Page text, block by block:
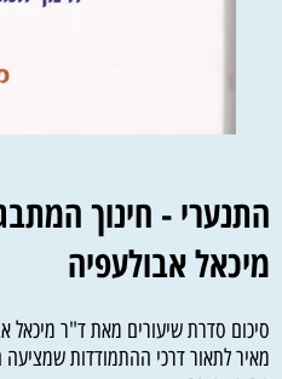
התנערי - חינוך
מיכאל אבולעפיה
סיכום סדרת שיעורים מאת ד"ר מיכאל
מאיר לתאור דרכי ההתמודדות שמציעה